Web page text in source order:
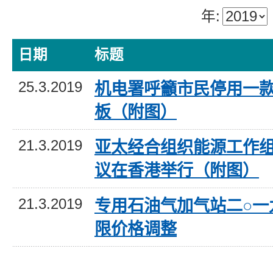
年:
日期 标题
25.3.2019
机电署呼籲市民停用一
板（附图）
21.3.2019
亚太经合组织能源工作
议在香港举行（附图）
21.3.2019
专用石油气加气站二○
限价格调整